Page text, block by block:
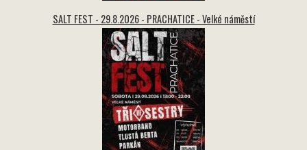
SALT FEST - 29.8.2026 - PRACHATICE - Velké náměstí